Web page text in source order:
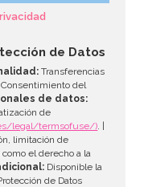
de Datos
Transferencias
Consentimiento del
de datos:
de
legal/termsofuse/). |
limitación de
el derecho a la
Disponible la
de Datos